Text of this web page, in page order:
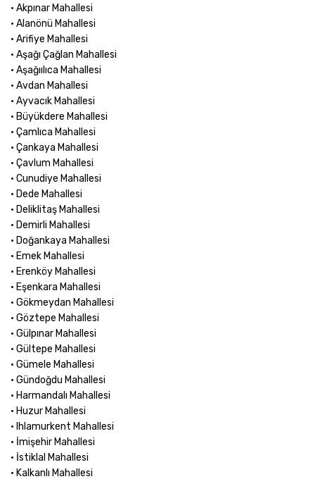
• Akpınar Mahallesi
• Alanönü Mahallesi
• Arifiye Mahallesi
• Aşağı Çağlan Mahallesi
• Aşağıılıca Mahallesi
• Avdan Mahallesi
• Ayvacık Mahallesi
• Büyükdere Mahallesi
• Çamlıca Mahallesi
• Çankaya Mahallesi
• Çavlum Mahallesi
• Cunudiye Mahallesi
• Dede Mahallesi
• Deliklitaş Mahallesi
• Demirli Mahallesi
• Doğankaya Mahallesi
• Emek Mahallesi
• Erenköy Mahallesi
• Eşenkara Mahallesi
• Gökmeydan Mahallesi
• Göztepe Mahallesi
• Gülpınar Mahallesi
• Gültepe Mahallesi
• Gümele Mahallesi
• Gündoğdu Mahallesi
• Harmandalı Mahallesi
• Huzur Mahallesi
• Ihlamurkent Mahallesi
• İmişehir Mahallesi
• İstiklal Mahallesi
• Kalkanlı Mahallesi